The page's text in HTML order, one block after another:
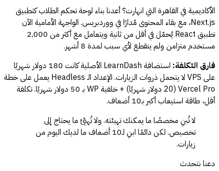
الأكاديمية في القاهرة التي انهارت؟ أعدنا بناء لوحة تحكم الطلاب كتطبيق
Next.js، مع بقاء المحتوى مُدارًا في ووردبريس. الواجهة الأمامية الآن
تطبيق React يُحمّل في أقل من ثانية ويتعامل مع أكثر من 2,000
مستخدم متزامن ولم ينقطع لأي سبب لمدة 8 أشهر.
فارق التكلفة:
استضافة LearnDash الأصلية كانت 180 دولار شهريًا
على VPS لا يتحمل ذروات الزيارات. الإعداد الـ Headless يعمل على خطة
Vercel Pro (20 دولار شهريًا) + خلفية WP بـ 50 دولار شهريًا. تكلفة
أقل، طاقة استيعاب أكبر بـ10 أضعاف.
لا تُبنِ مخصصًا ما يمكنك تهيئته. ولا تُهيّئ ما يحتاج إلى
تخصيص. لكن دائمًا ابنِ لـ10 أضعاف ما لديك اليوم من
زيارات.
دعنا نتحدث